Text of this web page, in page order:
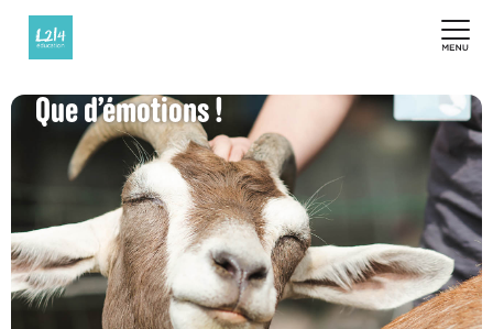
Que d’émotions !